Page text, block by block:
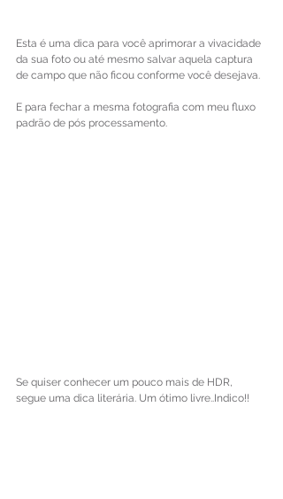
Esta é uma dica para você aprimorar a vivacidade
da sua foto ou até mesmo salvar aquela captura
de campo que não ficou conforme você desejava.
E para fechar a mesma fotografia com meu fluxo
padrão de pós processamento.
Se quiser conhecer um pouco mais de HDR,
segue uma dica literária. Um ótimo livre..Indico!!